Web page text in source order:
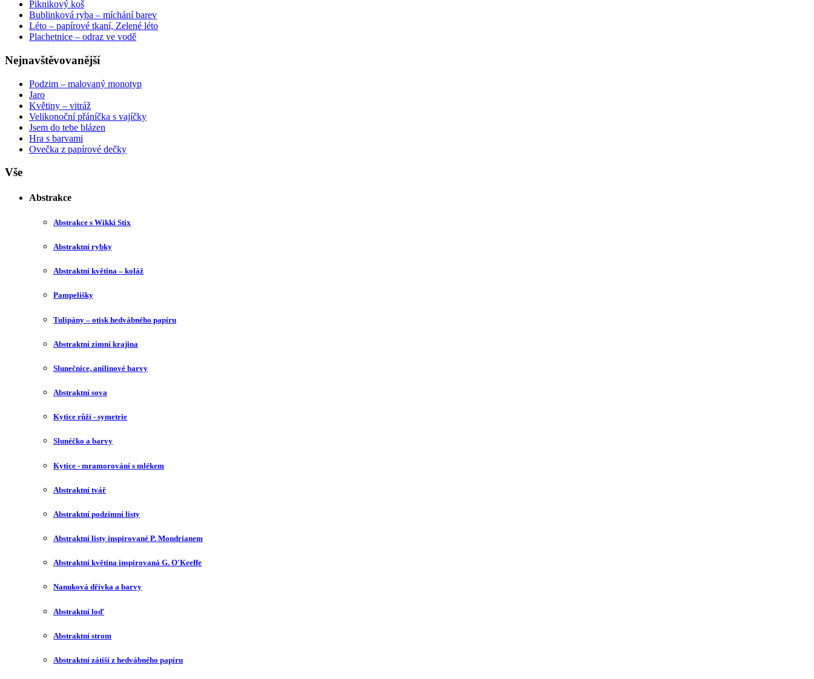
Piknikový koš
Bublinková ryba – míchání barev
Léto – papírové tkaní, Zelené léto
Plachetnice – odraz ve vodě
Nejnavštěvovanější
Podzim – malovaný monotyp
Jaro
Květiny – vitráž
Velikonoční přáníčka s vajíčky
Jsem do tebe blázen
Hra s barvami
Ovečka z papírové dečky
Vše
Abstrakce
Abstrakce s Wikki Stix
Abstraktní rybky
Abstraktní květina – koláž
Pampelišky
Tulipány – otisk hedvábného papíru
Abstraktní zimní krajina
Slunečnice, anilinové barvy
Abstraktní sova
Kytice růží - symetrie
Slunéčko a barvy
Kytice - mramorování s mlékem
Abstraktní tvář
Abstraktní podzimní listy
Abstraktní listy inspirované P. Mondrianem
Abstraktní květina inspirovaná G. O′Keeffe
Nanuková dřívka a barvy
Abstraktní loď
Abstraktní strom
Abstraktní zátiší z hedvábného papíru